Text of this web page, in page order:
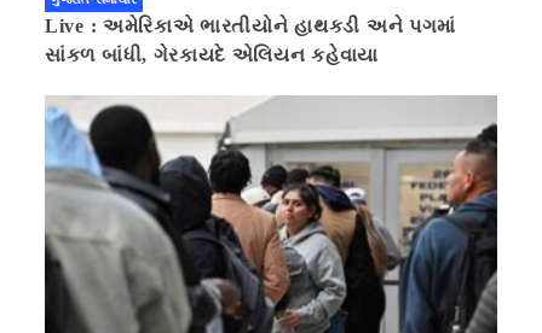
Live : અમેરિકાએ ભારતીયોને હાથકડી અને પગમાં
સાંકળ બાંધી, ગેરકાયદે એલિયન કહેવાયા